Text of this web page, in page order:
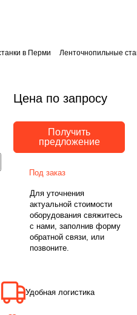
в Перми Ленточнопильные
Цена по запросу
Получить
предложение
Под заказ
Для уточнения
актуальной стоимости
оборудования свяжитесь
с нами, заполнив форму
обратной связи, или
позвоните.
Удобная логистика